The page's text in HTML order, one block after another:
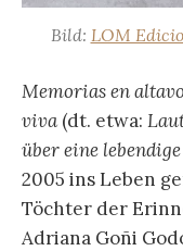
Bild: LOM
Memorias en
viva (dt. etwa:
über eine
2005 ins Leben
Töchter der
Adriana Goñi